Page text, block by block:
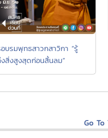
อบรมพุทธสาวกสาวิกา “รู้
งสิ่งสูงสุดก่อนสิ้นลม”
Go To